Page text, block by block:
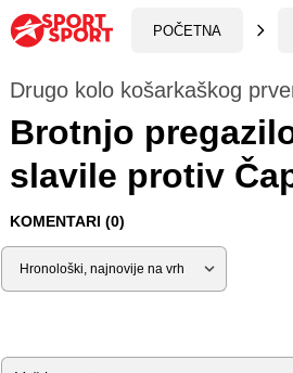
POČETNA
Drugo kolo košarkaškog
Brotnjo
slavile protiv
KOMENTARI (0)
Sortiraj
Komentar